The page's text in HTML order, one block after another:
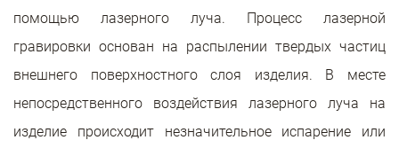
помощью лазерного луча. Процесс лазерной
гравировки основан на распылении твердых частиц
внешнего поверхностного слоя изделия. В месте
непосредственного воздействия лазерного луча на
изделие происходит незначительное испарение или